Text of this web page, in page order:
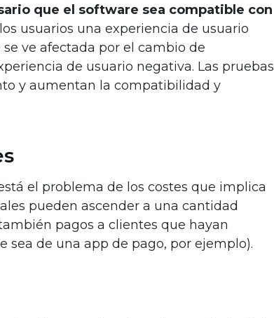
que el software sea compatible con
usuarios una experiencia de usuario
ve afectada por el cambio de
de usuario negativa. Las pruebas
y aumentan la compatibilidad y
el problema de los costes que implica
pueden ascender a una cantidad
pagos a clientes que hayan
sea de una app de pago, por ejemplo).